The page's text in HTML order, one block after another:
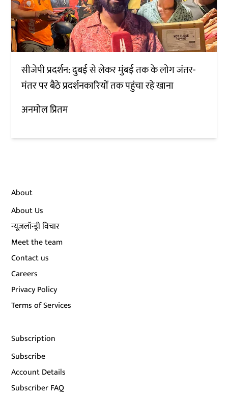
सीजेपी प्रदर्शन: दुबई से लेकर मुंबई तक के लोग जंतर-
मंतर पर बैठे प्रदर्शनकारियों तक पहुंचा रहे खाना
अनमोल प्रितम
About
About Us
न्यूज़लॉन्ड्री विचार
Meet the team
Contact us
Careers
Privacy Policy
Terms of Services
Subscription
Subscribe
Account Details
Subscriber FAQ